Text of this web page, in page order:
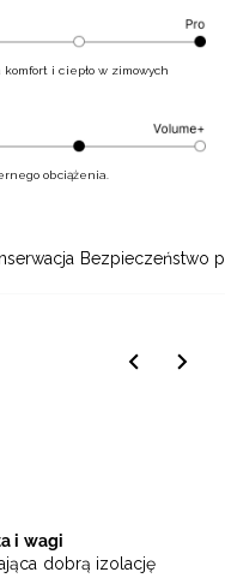
Bezpieczeństwo
i wagi
dobrą izolację
i ciepło w zimowych
obciążenia.